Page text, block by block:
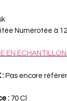
Numérotée à
EN
: Pas encore
: 70 Cl